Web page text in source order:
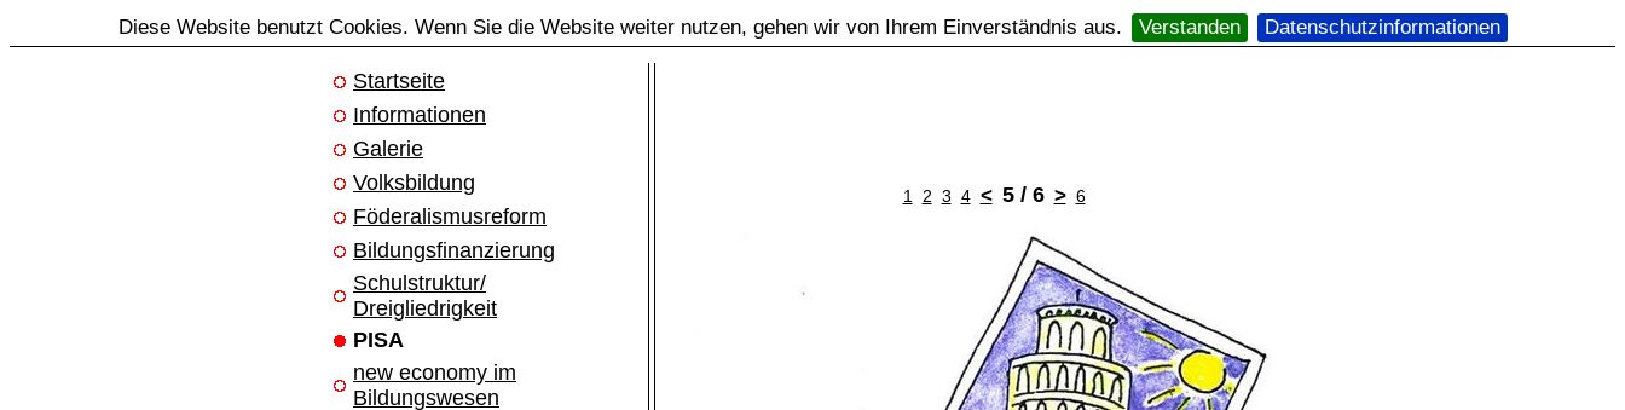
Diese Website benutzt Cookies. Wenn Sie die Website weiter nutzen, gehen wir von Ihrem Einverständnis aus. Verstanden Datenschutzinformationen
Startseite
Informationen
Galerie
Volksbildung
Föderalismusreform
Bildungsfinanzierung
Schulstruktur/
Dreigliedrigkeit
PISA
new economy im
Bildungswesen
1 2 3 4 < 5 / 6 > 6